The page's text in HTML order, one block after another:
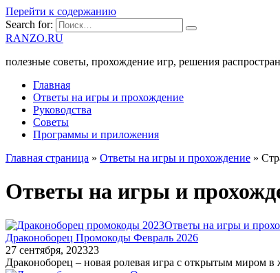
Перейти к содержанию
Search for:
RANZO.RU
полезные советы, прохождение игр, решения
Главная
Ответы на игры и прохождение
Руководства
Советы
Программы и приложения
Главная страница » Ответы на игры и прохождение »
Ответы на игры и
Ответы на игры и
Драконоборец Промокоды Февраль 2026
27 сентября, 202323
Драконоборец – новая ролевая игра с открытым миром